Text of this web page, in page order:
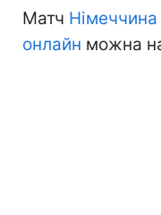
Матч
онлайн можна